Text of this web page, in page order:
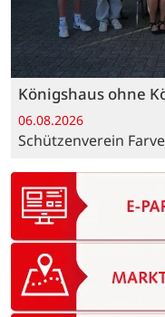
Königshaus ohne
06.08.2026
Schützenverein